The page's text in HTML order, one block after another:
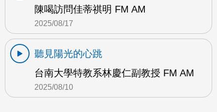
陳喝訪問佳蒂祺明 FM AM
2025/08/17
聽見陽光的心跳
台南大學特教系林慶仁副教授 FM AM
2025/08/10